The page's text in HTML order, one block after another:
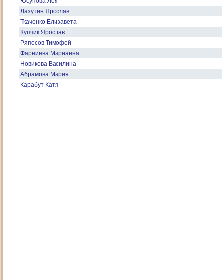
Лазутин Ярослав
Ткаченко Елизавета
Купчик Ярослав
Ряпосов Тимофей
Фарниева Марианна
Новикова Василина
Абрамова Мария
Карабут Катя